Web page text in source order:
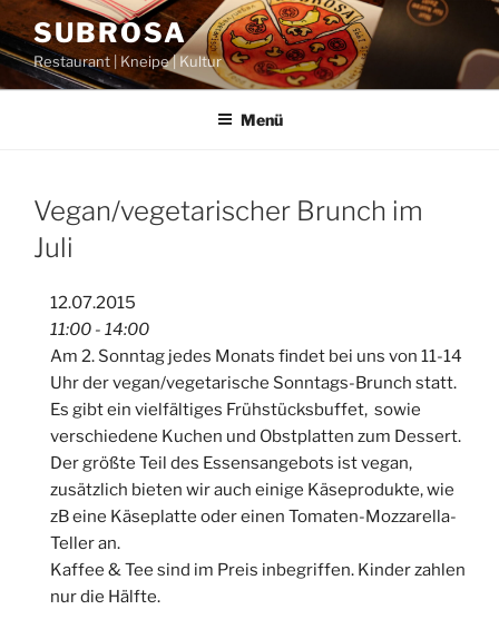
Zum
Inhalt
springen
SUBROSA
Restaurant | Kneipe | Kultur
Menü
Vegan/vegetarischer Brunch im
Juli
12.07.2015
11:00 - 14:00
Am 2. Sonntag jedes Monats findet bei uns von 11-14
Uhr der vegan/vegetarische Sonntags-Brunch statt.
Es gibt ein vielfältiges Frühstücksbuffet, sowie
verschiedene Kuchen und Obstplatten zum Dessert.
Der größte Teil des Essensangebots ist vegan,
zusätzlich bieten wir auch einige Käseprodukte, wie
zB eine Käseplatte oder einen Tomaten-Mozzarella-
Teller an.
Kaffee & Tee sind im Preis inbegriffen. Kinder zahlen
nur die Hälfte.